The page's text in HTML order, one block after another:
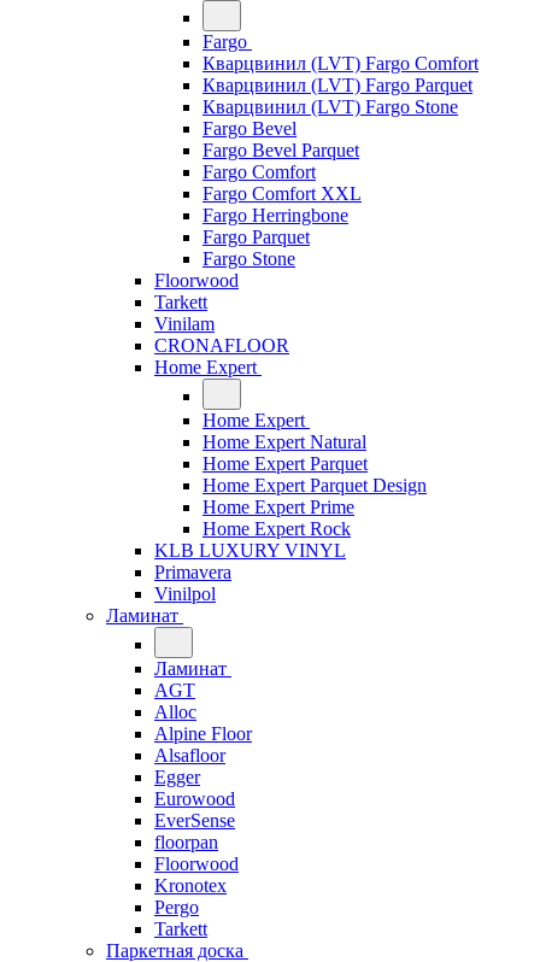
Fargo
Кварцвинил (LVT) Fargo Comfort
Кварцвинил (LVT) Fargo Parquet
Кварцвинил (LVT) Fargo Stone
Fargo Bevel
Fargo Bevel Parquet
Fargo Comfort
Fargo Comfort XXL
Fargo Herringbone
Fargo Parquet
Fargo Stone
Floorwood
Tarkett
Vinilam
CRONAFLOOR
Home Expert
Home Expert
Home Expert Natural
Home Expert Parquet
Home Expert Parquet Design
Home Expert Prime
Home Expert Rock
KLB LUXURY VINYL
Primavera
Vinilpol
Ламинат
Ламинат
AGT
Alloc
Alpine Floor
Alsafloor
Egger
Eurowood
EverSense
floorpan
Floorwood
Kronotex
Pergo
Tarkett
Паркетная доска